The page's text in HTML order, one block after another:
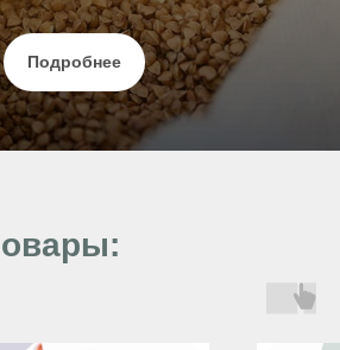
Подробнее